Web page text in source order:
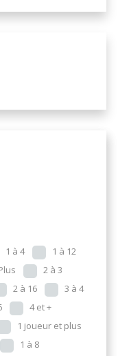
1 à 4
1 à 12
2 à 3
2 à 16
3 à 4
4 et +
1 joueur et plus
1 à 8